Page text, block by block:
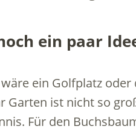
ein paar
ein Golfplatz
Garten ist nicht so
Für den